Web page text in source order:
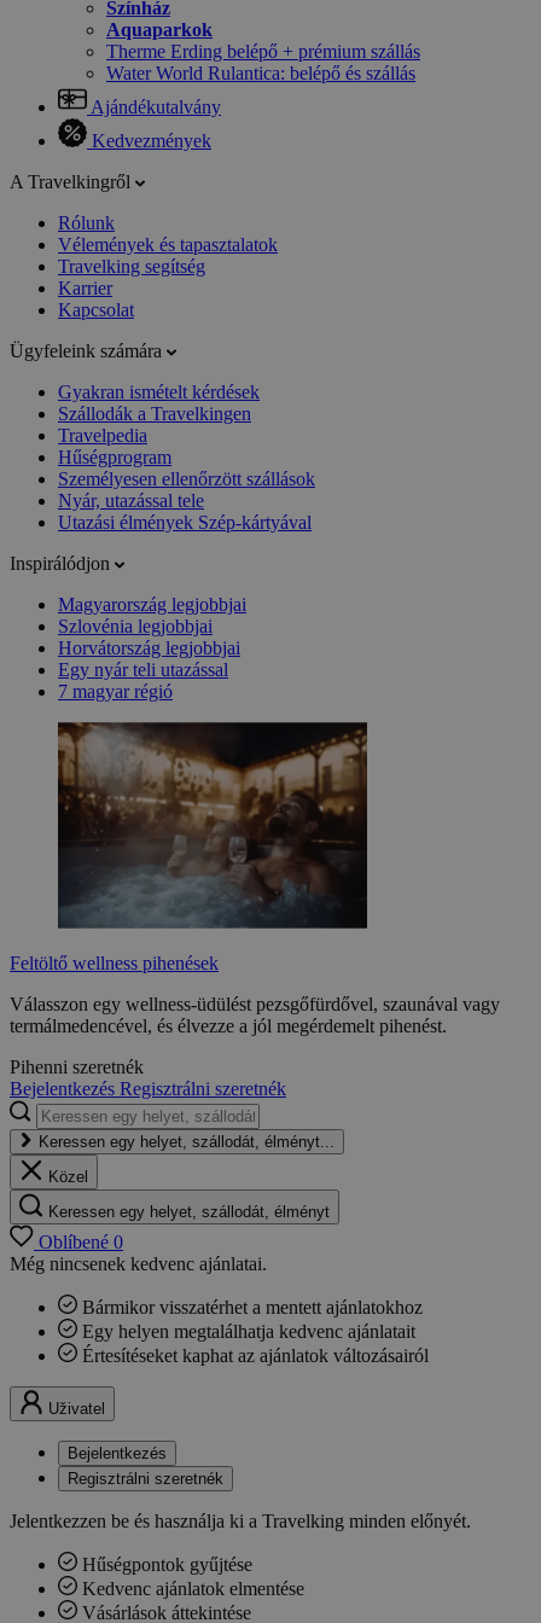
Színház
Aquaparkok
Therme Erding belépő + prémium szállás
Water World Rulantica: belépő és szállás
Ajándékutalvány
Kedvezmények
A Travelkingről
Rólunk
Vélemények és tapasztalatok
Travelking segítség
Karrier
Kapcsolat
Ügyfeleink számára
Gyakran ismételt kérdések
Szállodák a Travelkingen
Travelpedia
Hűségprogram
Személyesen ellenőrzött szállások
Nyár, utazással tele
Utazási élmények Szép-kártyával
Inspirálódjon
Magyarország legjobbjai
Szlovénia legjobbjai
Horvátország legjobbjai
Egy nyár teli utazással
7 magyar régió
Feltöltő wellness pihenések
Válasszon egy wellness-üdülést pezsgőfürdővel, szaunával vagy
termálmedencével, és élvezze a jól megérdemelt pihenést.
Pihenni szeretnék
Bejelentkezés Regisztrálni szeretnék
Keressen egy helyet, szállodát, élményt...
Közel
Keressen egy helyet, szállodát, élményt
Oblíbené 0
Még nincsenek kedvenc ajánlatai.
Bármikor visszatérhet a mentett ajánlatokhoz
Egy helyen megtalálhatja kedvenc ajánlatait
Értesítéseket kaphat az ajánlatok változásairól
Uživatel
Bejelentkezés
Regisztrálni szeretnék
Jelentkezzen be és használja ki a Travelking minden előnyét.
Hűségpontok gyűjtése
Kedvenc ajánlatok elmentése
Vásárlások áttekintése